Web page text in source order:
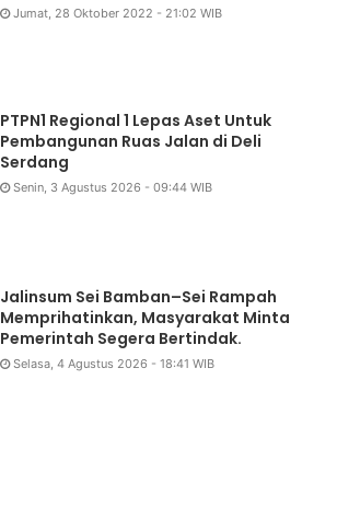
Jumat, 28 Oktober 2022 - 21:02 WIB
PTPN1 Regional 1 Lepas Aset Untuk
Pembangunan Ruas Jalan di Deli
Serdang
Senin, 3 Agustus 2026 - 09:44 WIB
Jalinsum Sei Bamban–Sei Rampah
Memprihatinkan, Masyarakat Minta
Pemerintah Segera Bertindak.
Selasa, 4 Agustus 2026 - 18:41 WIB